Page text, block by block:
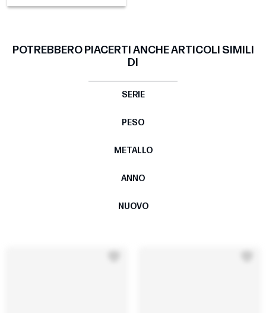
POTREBBERO PIACERTI ANCHE ARTICOLI SIMILI
DI
SERIE
PESO
METALLO
ANNO
NUOVO